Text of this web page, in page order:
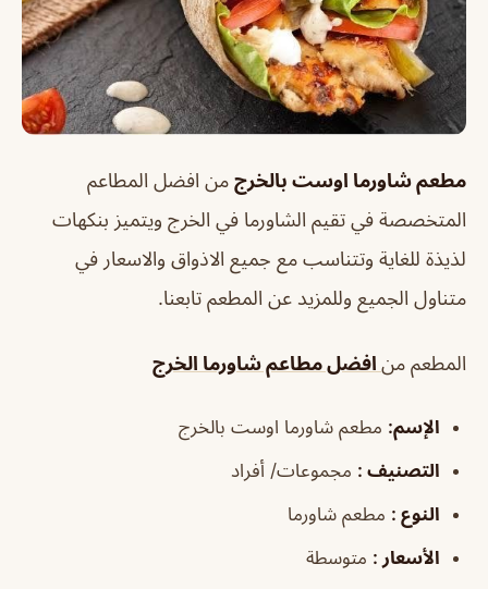
مطعم شاورما اوست بالخرج من افضل المطاعم
المتخصصة في تقيم الشاورما في الخرج ويتميز بنكهات
لذيذة للغاية وتتناسب مع جميع الاذواق والاسعار في
متناول الجميع وللمزيد عن المطعم تابعنا.
المطعم من افضل مطاعم شاورما الخرج
الإسم: مطعم شاورما اوست بالخرج
التصنيف : مجموعات/ أفراد
النوع : مطعم شاورما
الأسعار : متوسطة